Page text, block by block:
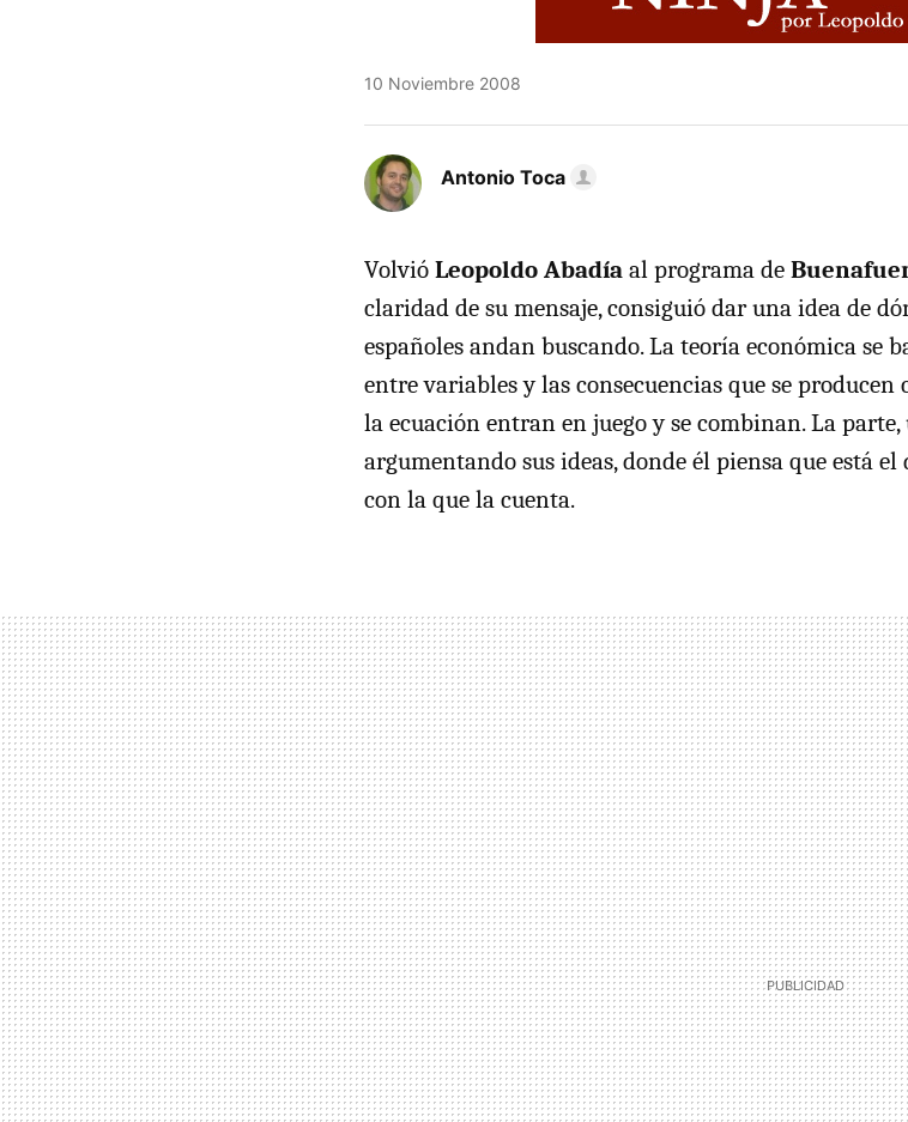
10 Noviembre 2008
Antonio Toca
Volvió Leopoldo Abadía al programa de
claridad de su mensaje, consiguió dar una idea de
españoles andan buscando. La teoría económica se
entre variables y las consecuencias que se
la ecuación entran en juego y se combinan. La
argumentando sus ideas, donde él piensa que está
con la que la cuenta.